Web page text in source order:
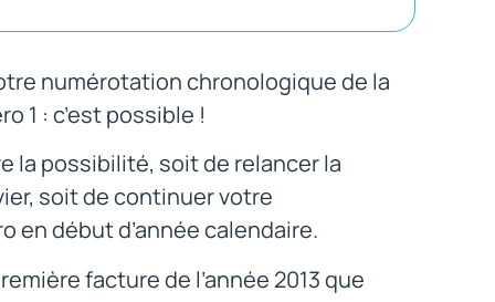
numérotation chronologique de la
1 : c’est possible !
la possibilité, soit de relancer la
soit de continuer votre
en début d’année calendaire.
facture de l’année 2013 que